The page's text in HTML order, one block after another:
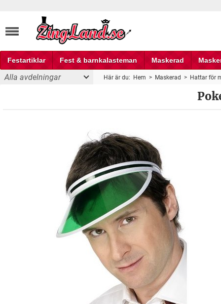
Festartiklar Fest & barnkalasteman Maskerad
Fest och partyprylar
Alla avdelningar Här är du: Hem > Maskerad > Hattar för